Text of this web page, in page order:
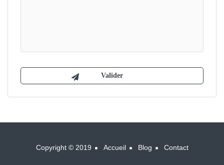
Copyright © 2019 Accueil Blog Contact